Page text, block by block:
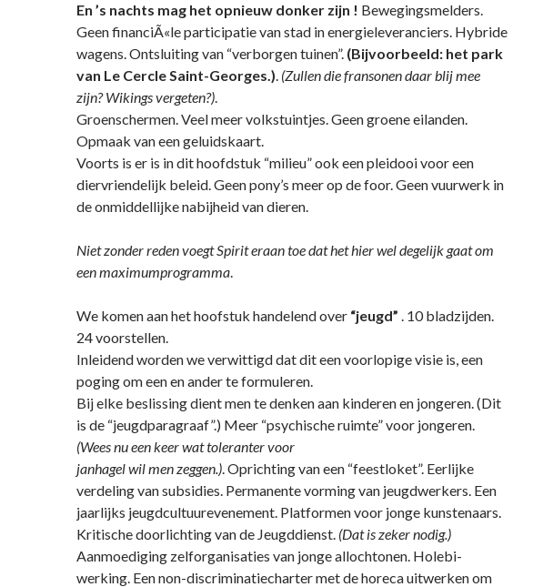
En ’s nachts mag het opnieuw donker zijn ! Bewegingsmelders.
Geen financiÃ«le participatie van stad in energieleveranciers. Hybride
wagens. Ontsluiting van “verborgen tuinen”. (Bijvoorbeeld: het park
van Le Cercle Saint-Georges.). (Zullen die fransonen daar blij mee
zijn? Wikings vergeten?).
Groenschermen. Veel meer volkstuintjes. Geen groene eilanden.
Opmaak van een geluidskaart.
Voorts is er is in dit hoofdstuk “milieu” ook een pleidooi voor een
diervriendelijk beleid. Geen pony’s meer op de foor. Geen vuurwerk in
de onmiddellijke nabijheid van dieren.
Niet zonder reden voegt Spirit eraan toe dat het hier wel degelijk gaat om
een maximumprogramma.
We komen aan het hoofstuk handelend over “jeugd” . 10 bladzijden.
24 voorstellen.
Inleidend worden we verwittigd dat dit een voorlopige visie is, een
poging om een en ander te formuleren.
Bij elke beslissing dient men te denken aan kinderen en jongeren. (Dit
is de “jeugdparagraaf”.) Meer “psychische ruimte” voor jongeren.
(Wees nu een keer wat toleranter voor
janhagel wil men zeggen.). Oprichting van een “feestloket”. Eerlijke
verdeling van subsidies. Permanente vorming van jeugdwerkers. Een
jaarlijks jeugdcultuurevenement. Platformen voor jonge kunstenaars.
Kritische doorlichting van de Jeugddienst. (Dat is zeker nodig.)
Aanmoediging zelforganisaties van jonge allochtonen. Holebi-
werking. Een non-discriminatiecharter met de horeca uitwerken om